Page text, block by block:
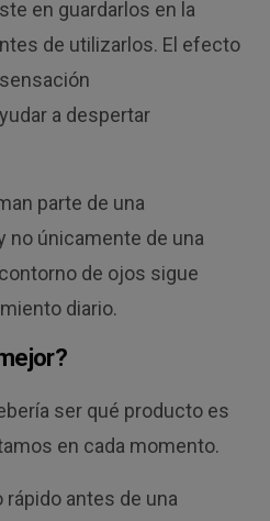
en guardarlos en la
de utilizarlos. El efecto
a despertar
parte de una
no únicamente de una
de ojos sigue
diario.
ser qué producto es
en cada momento.
antes de una